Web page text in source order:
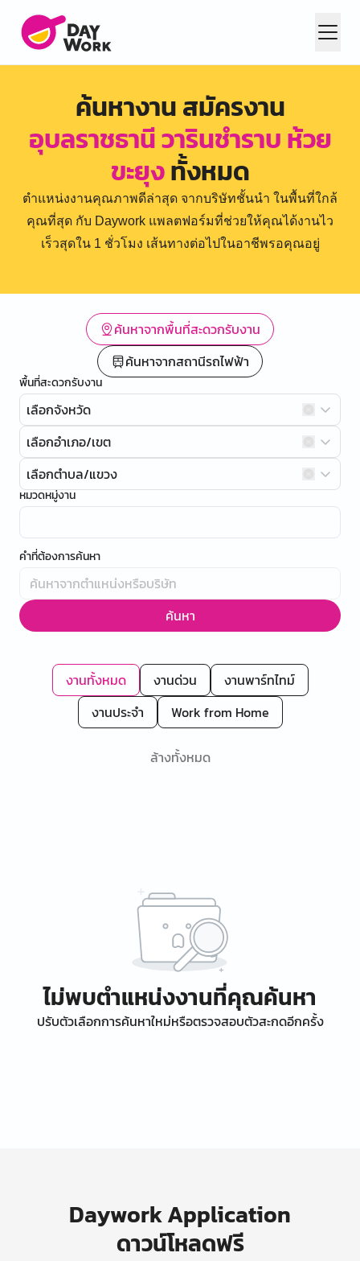
ค้นหางาน สมัครงาน
อุบลราชธานี วารินชำราบ ห้วย
ขะยุงทั้งหมด
ตำแหน่งงานคุณภาพดีล่าสุด จากบริษัทชั้นนำ ในพื้นที่ใกล้
คุณที่สุด กับ Daywork แพลตฟอร์มที่ช่วยให้คุณได้งานไว
เร็วสุดใน 1 ชั่วโมง เส้นทางต่อไปในอาชีพรอคุณอยู่
ค้นหาจากพื้นที่สะดวกรับงาน
ค้นหาจากสถานีรถไฟฟ้า
พื้นที่สะดวกรับงาน
เลือกจังหวัด
เลือกอำเภอ/เขต
เลือกตำบล/แขวง
หมวดหมู่งาน
คำที่ต้องการค้นหา
ค้นหา
งานทั้งหมด งานด่วน
งานพาร์ทไทม์
งานประจำ
Work from Home
ล้างทั้งหมด
ไม่พบตำแหน่งงานที่คุณค้นหา
ปรับตัวเลือกการค้นหาใหม่หรือตรวจสอบตัวสะกดอีกครั้ง
Daywork Application
ดาวน์โหลดฟรี